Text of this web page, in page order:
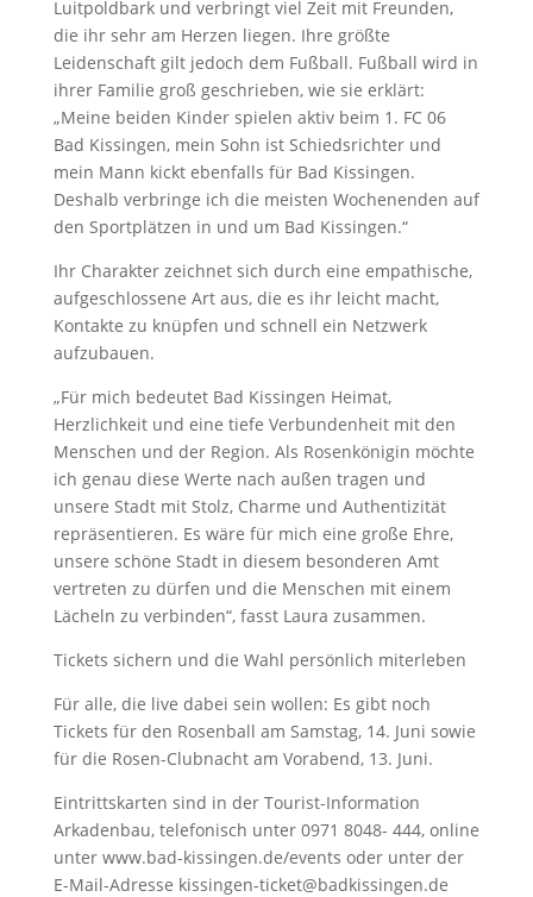
Luitpoldbark und verbringt viel Zeit mit Freunden,
die ihr sehr am Herzen liegen. Ihre größte
Leidenschaft gilt jedoch dem Fußball. Fußball wird in
ihrer Familie groß geschrieben, wie sie erklärt:
„Meine beiden Kinder spielen aktiv beim 1. FC 06
Bad Kissingen, mein Sohn ist Schiedsrichter und
mein Mann kickt ebenfalls für Bad Kissingen.
Deshalb verbringe ich die meisten Wochenenden auf
den Sportplätzen in und um Bad Kissingen.“
Ihr Charakter zeichnet sich durch eine empathische,
aufgeschlossene Art aus, die es ihr leicht macht,
Kontakte zu knüpfen und schnell ein Netzwerk
aufzubauen.
„Für mich bedeutet Bad Kissingen Heimat,
Herzlichkeit und eine tiefe Verbundenheit mit den
Menschen und der Region. Als Rosenkönigin möchte
ich genau diese Werte nach außen tragen und
unsere Stadt mit Stolz, Charme und Authentizität
repräsentieren. Es wäre für mich eine große Ehre,
unsere schöne Stadt in diesem besonderen Amt
vertreten zu dürfen und die Menschen mit einem
Lächeln zu verbinden“, fasst Laura zusammen.
Tickets sichern und die Wahl persönlich miterleben
Für alle, die live dabei sein wollen: Es gibt noch
Tickets für den Rosenball am Samstag, 14. Juni sowie
für die Rosen-Clubnacht am Vorabend, 13. Juni.
Eintrittskarten sind in der Tourist-Information
Arkadenbau, telefonisch unter 0971 8048- 444, online
unter www.bad-kissingen.de/events oder unter der
E-Mail-Adresse kissingen-ticket@badkissingen.de